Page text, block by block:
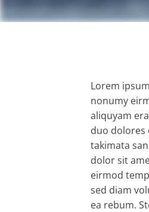
Lorem
nonumy
aliquyam
duo dolores
takimata
dolor sit
eirmod
sed diam
ea rebum.